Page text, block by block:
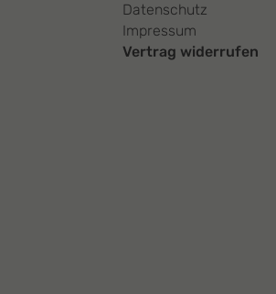
Datenschutz
Impressum
Vertrag widerrufen